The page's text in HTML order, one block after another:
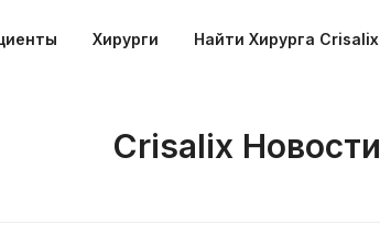
Хирурги Найти Хирурга Crisalix
Crisalix Новости